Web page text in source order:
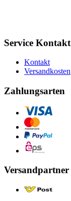
Service Kontakt
Kontakt
Versandkosten
Zahlungsarten
Versandpartner